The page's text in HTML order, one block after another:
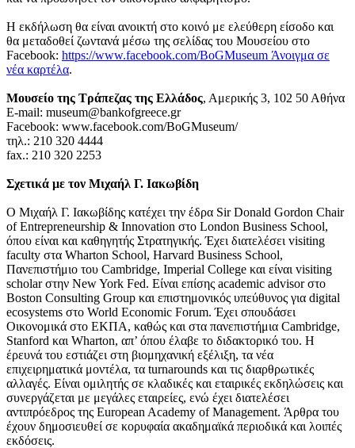
Η εκδήλωση θα είναι ανοικτή στο κοινό με ελεύθερη είσοδο και
θα μεταδοθεί ζωντανά μέσω της σελίδας του Μουσείου στο
Facebook: https://www.facebook.com/BoGMuseum Άνοιγμα σε
νέα καρτέλα.
Μουσείο της Τράπεζας της Ελλάδος, Αμερικής 3, 102 50 Αθήνα
E-mail: museum@bankofgreece.gr
Facebook: www.facebook.com/BoGMuseum/
τηλ.: 210 320 4444
fax.: 210 320 2253
Σχετικά με τον Μιχαήλ Γ. Ιακωβίδη
Ο Μιχαήλ Γ. Ιακωβίδης κατέχει την έδρα Sir Donald Gordon Chair
of Entrepreneurship & Innovation στο London Business School,
όπου είναι και καθηγητής Στρατηγικής. Έχει διατελέσει visiting
faculty στα Wharton School, Harvard Business School,
Πανεπιστήμιο του Cambridge, Imperial College και είναι visiting
scholar στην New York Fed. Είναι επίσης academic advisor στo
Boston Consulting Group και επιστημονικός υπεύθυνος για digital
ecosystems στο World Economic Forum. Έχει σπουδάσει
Οικονομικά στο ΕΚΠΑ, καθώς και στα πανεπιστήμια Cambridge,
Stanford και Wharton, απ’ όπου έλαβε το διδακτορικό του. Η
έρευνά του εστιάζει στη βιομηχανική εξέλιξη, τα νέα
επιχειρηματικά μοντέλα, τα turnarounds και τις διαρθρωτικές
αλλαγές. Είναι ομιλητής σε κλαδικές και εταιρικές εκδηλώσεις και
συνεργάζεται με μεγάλες εταιρείες, ενώ έχει διατελέσει
αντιπρόεδρος της European Academy of Management. Άρθρα του
έχουν δημοσιευθεί σε κορυφαία ακαδημαϊκά περιοδικά και λοιπές
εκδόσεις.